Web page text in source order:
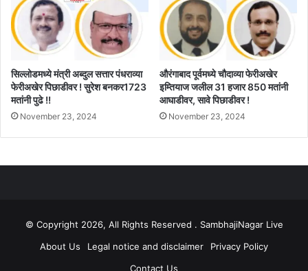
सिल्लोडमध्ये मंत्री अब्दुल सत्तार पंधराव्या
फेरीअखेर पिछाडीवर ! सुरेश बनकर1723
मतांनी पुढे !!
November 23, 2024
औरंगाबाद पूर्वमध्ये चौदाव्या फेरीअखेर
इम्तियाज जलील 31 हजार 850 मतांनी
आघाडीवर, सावे पिछाडीवर !
November 23, 2024
© Copyright 2026, All Rights Reserved . SambhajiNagar Live
About Us
Legal notice and disclaimer
Privacy Policy
Contact Us